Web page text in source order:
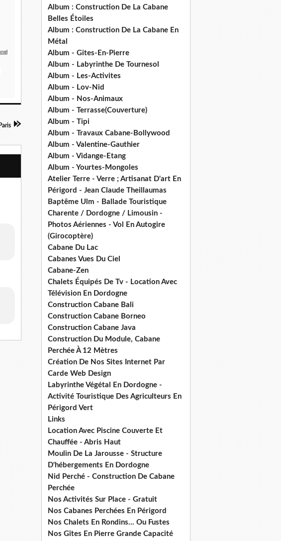
Album : Construction De La Cabane
Belles Étoiles
Album : Construction De La Cabane En
Métal
Album - Gites-En-Pierre
Album - Labyrinthe De Tournesol
Album - Les-Activites
Album - Lov-Nid
Album - Nos-Animaux
Album - Terrasse(Couverture)
Album - Tipi
Album - Travaux Cabane-Bollywood
Album - Valentine-Gauthier
Album - Vidange-Etang
Album - Yourtes-Mongoles
Atelier Terre - Verre ; Artisanat D'art En
Périgord - Jean Claude Theillaumas
Baptême Ulm - Ballade Touristique
Charente / Dordogne / Limousin -
Photos Aériennes - Vol En Autogire
(Girocoptère)
Cabane Du Lac
Cabanes Vues Du Ciel
Cabane-Zen
Chalets Équipés De Tv - Location Avec
Télévision En Dordogne
Construction Cabane Bali
Construction Cabane Borneo
Construction Cabane Java
Construction Du Module, Cabane
Perchée À 12 Mètres
Création De Nos Sites Internet Par
Carde Web Design
Labyrinthe Végétal En Dordogne -
Activité Touristique Des Agriculteurs En
Périgord Vert
Links
Location Avec Piscine Couverte Et
Chauffée - Abris Haut
Moulin De La Jarousse - Structure
D'hébergements En Dordogne
Nid Perché - Construction De Cabane
Perchée
Nos Activités Sur Place - Gratuit
Nos Cabanes Perchées En Périgord
Nos Chalets En Rondins... Ou Fustes
Nos Gîtes En Pierre Grande Capacité